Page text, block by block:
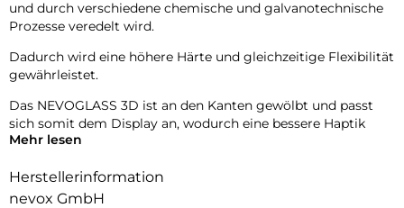
und durch verschiedene chemische und galvanotechnische
Prozesse veredelt wird.
Dadurch wird eine höhere Härte und gleichzeitige Flexibilität
gewährleistet.
Das NEVOGLASS 3D ist an den Kanten gewölbt und passt
sich somit dem Display an, wodurch eine bessere Haptik
erzielt.
Durch die Umformungen wird das komplette Display
zuverlässig geschützt.
Mehr lesen
Herstellerinformation
nevox GmbH